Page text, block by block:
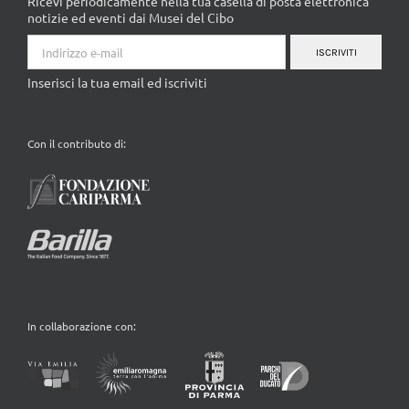
notizie ed eventi dai Musei del Cibo
ISCRIVITI
Inserisci la tua email ed iscriviti
Con il contributo di:
In collaborazione con: